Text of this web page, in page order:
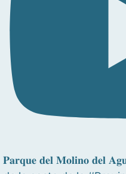
𝐏𝐚𝐫𝐪𝐮𝐞 𝐝𝐞𝐥 𝐌𝐨𝐥𝐢𝐧𝐨 𝐝𝐞𝐥